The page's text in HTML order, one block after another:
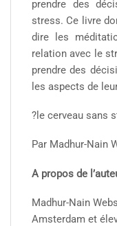
prendre des
stress. Ce livre
dire les
relation avec le
prendre des
les aspects de
?le cerveau sans
Par Madhur-Nain
A propos de
Madhur-Nain
Amsterdam et